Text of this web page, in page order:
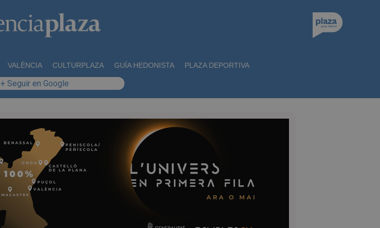
VALÈNCIA CULTURPLAZA GUÍA HEDONISTA PLAZA DEPORTIVA
+ Seguir en Google